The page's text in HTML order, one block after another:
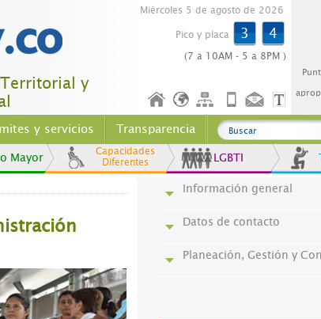
y
Miércoles 5 de agosto de 2026
Pico y placa 3 4
(7 a 10AM - 5 a 8PM )
y servicios Transparencia
Mayor
Capacidades
Diferentes
LGBTI
Información general
Datos de contacto
Planeación, Gestión y